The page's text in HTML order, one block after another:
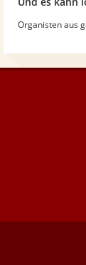
Organisten aus